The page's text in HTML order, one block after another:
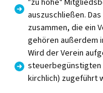
"zu hohe"
auszuschließen.
zusammen, die ein
gehören außerdem
Wird der Verein
kirchlich) zugeführt